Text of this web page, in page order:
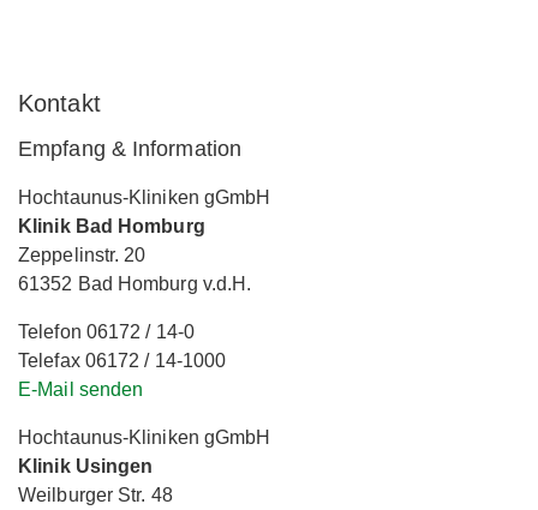
Kontakt
Empfang & Information
Hochtaunus-Kliniken gGmbH
Klinik Bad Homburg
Zeppelinstr. 20
61352 Bad Homburg v.d.H.
Telefon 06172 / 14-0
Telefax 06172 / 14-1000
E-Mail senden
Hochtaunus-Kliniken gGmbH
Klinik Usingen
Weilburger Str. 48